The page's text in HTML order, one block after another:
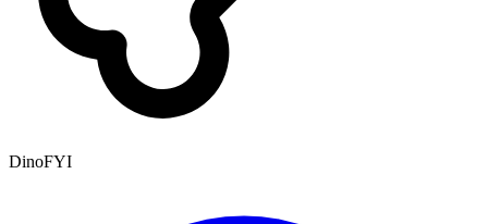
DinoFYI